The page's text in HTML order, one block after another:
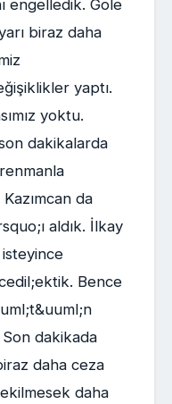
engelledik. Gole
biraz daha
yaptı.
yoktu.
dakikalarda
da
aldık. İlkay
Bence
dakikada
daha ceza
daha